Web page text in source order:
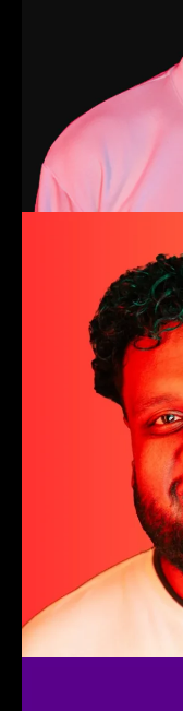
Producer